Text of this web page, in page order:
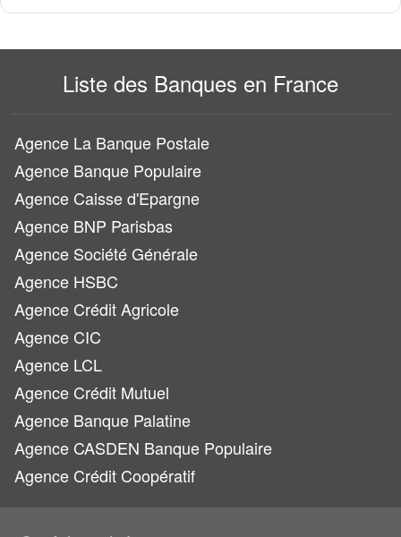
Liste des Banques en France
Agence La Banque Postale
Agence Banque Populaire
Agence Caisse d'Epargne
Agence BNP Parisbas
Agence Société Générale
Agence HSBC
Agence Crédit Agricole
Agence CIC
Agence LCL
Agence Crédit Mutuel
Agence Banque Palatine
Agence CASDEN Banque Populaire
Agence Crédit Coopératif